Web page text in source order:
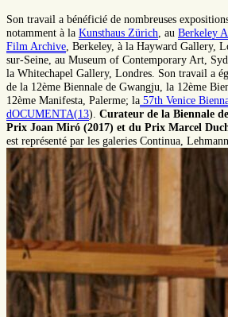
Son travail a bénéficié de nombreuses
notamment à la Kunsthaus Zürich, au Berkeley
Film Archive, Berkeley, à la Hayward Gallery,
sur-Seine, au Museum of Contemporary Art,
la Whitechapel Gallery, Londres. Son travail a
de la 12ème Biennale de Gwangju, la 12ème
12ème Manifesta, Palerme; la 57th Venice
dOCUMENTA(13). Curateur de la Biennale
Prix Joan Miró (2017) et du Prix Marcel
est représenté par les galeries Continua,